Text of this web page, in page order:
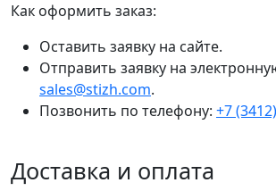
Как оформить заказ:
Оставить заявку на сайте.
Отправить заявку на
sales@stizh.com.
Позвонить по телефону: +7
Доставка и оплата